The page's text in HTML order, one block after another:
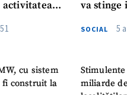
activitatea
cu sistem
fi construit la
va stinge
SOCIAL 5
miliarde